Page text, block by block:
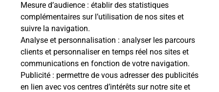
Mesure d’audience : établir des statistiques
complémentaires sur l’utilisation de nos sites et
suivre la navigation.
Analyse et personnalisation : analyser les parcours
clients et personnaliser en temps réel nos sites et
communications en fonction de votre navigation.
Publicité : permettre de vous adresser des publicités
en lien avec vos centres d’intérêts sur notre site et
S'inscrire au code de la route
Vous cherchez à passer votre code de la route auto
ou moto dans la commune Agon Coutainville ?
Découvrez toutes nos solutions.
En savoir plus